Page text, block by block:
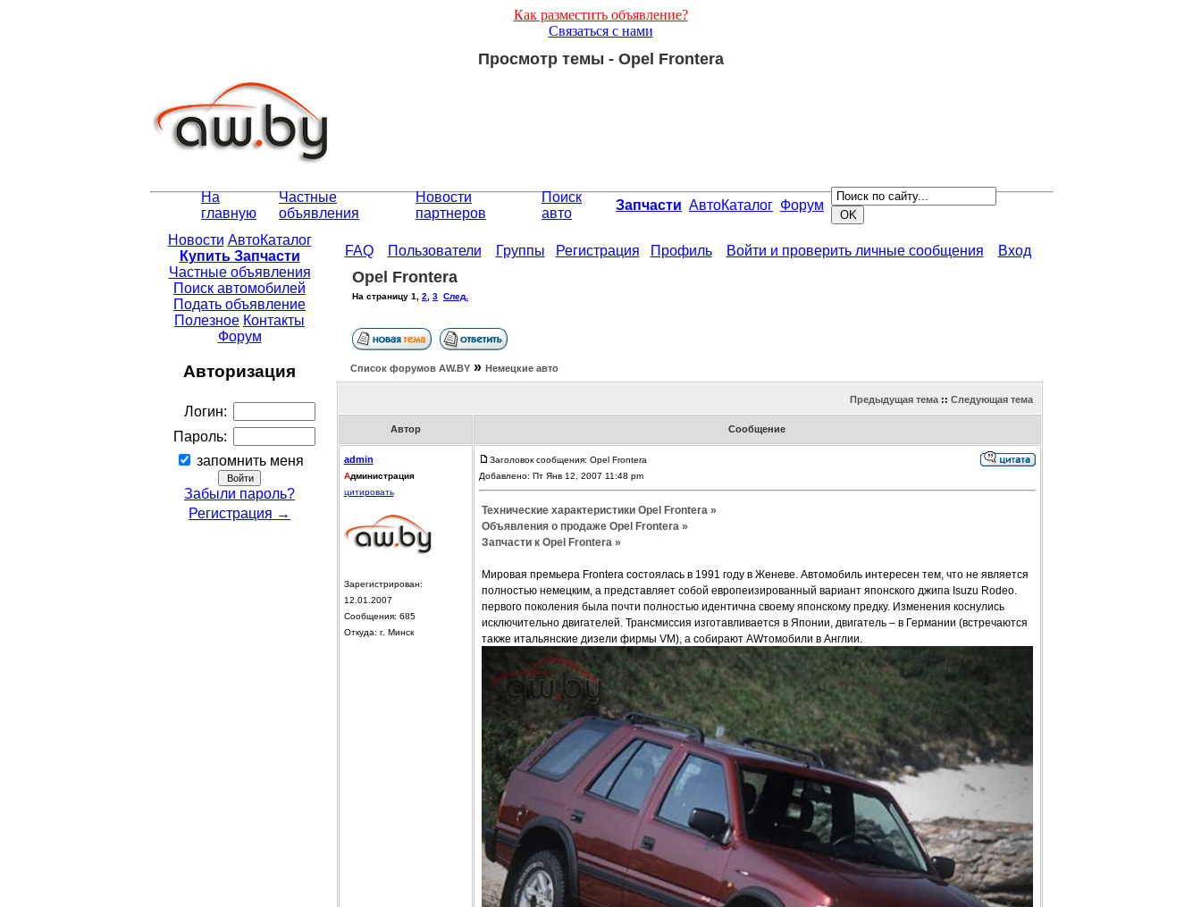
Как разместить объявление?
Связаться с нами
Просмотр темы - Opel Frontera
На
главную
Частные
объявления
Новости
партнеров
Поиск
авто
Запчасти АвтоКаталог Форум
Новости АвтоКаталог
Купить Запчасти
Частные объявления
Поиск автомобилей
Подать объявление
Полезное Контакты
Форум
Авторизация
Логин:
Пароль:
запомнить меня
Забыли пароль?
Регистрация →
FAQ Пользователи Группы Регистрация Профиль Войти и проверить личные сообщения Вход
Opel Frontera
На страницу 1 2 3 След.
Список форумов АW.BY» Немецкие авто
Предыдущая тема:: Следующая тема
Автор Сообщение
admin
Администрация
цитировать
Зарегистрирован:
12.01.2007
Сообщения: 685
Откуда: г. Минск
Заголовок сообщения: Opel Frontera
Добавлено: Пт Янв 12, 2007 11:48 pm
Технические характеристики Opel Frontera »
Объявления о продаже Opel Frontera »
Запчасти к Opel Frontera »
Мировая премьера Frontera состоялась в 1991 году в Женеве. Автомобиль интересен тем, что не является
полностью немецким, а представляет собой европеизированный вариант японского джипа Isuzu Rodeo.
первого поколения была почти полностью идентична своему японскому предку. Изменения коснулись
исключительно двигателей. Трансмиссия изготавливается в Японии, двигатель – в Германии (встречаются
также итальянские дизели фирмы VM), а собирают AWтомобили в Англии.